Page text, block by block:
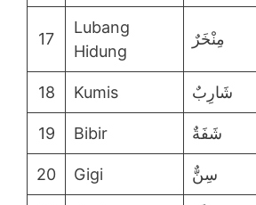
17
Lubang
Hidung
مِنْخَرٌ
18 Kumis شَارِبٌ
19 Bibir شَفَةٌ
20 Gigi سِنٌّ